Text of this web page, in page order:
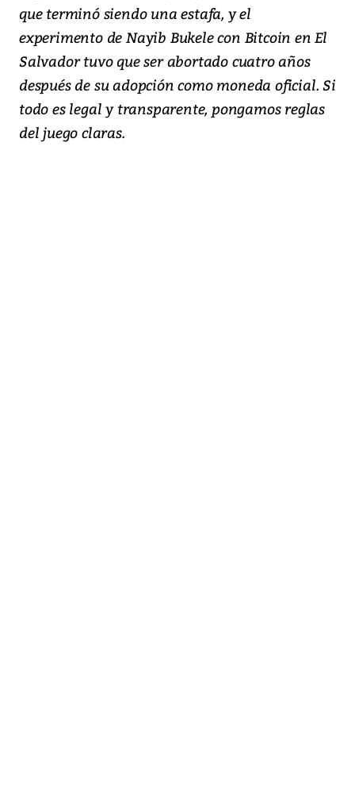
que terminó siendo una estafa, y el
experimento de Nayib Bukele con Bitcoin en El
Salvador tuvo que ser abortado cuatro años
después de su adopción como moneda oficial. Si
todo es legal y transparente, pongamos reglas
del juego claras.